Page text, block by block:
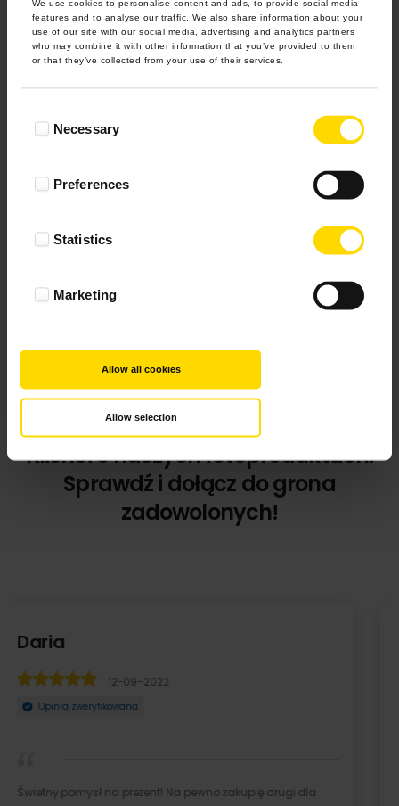
We use cookies to personalise content and ads, to provide social media
features and to analyse our traffic. We also share information about your
use of our site with our social media, advertising and analytics partners
who may combine it with other information that you’ve provided to them
or that they’ve collected from your use of their services.
SelectionNecessary
Preferences
Statistics
Marketing
Allow all cookies
Allow selection
Klienci o naszych fotoproduktach.
Sprawdź i dołącz do grona
zadowolonych!
Bartosz Kaźmierczak
12-10-2021
Opinia zweryfikowana
Super jest ten kubek